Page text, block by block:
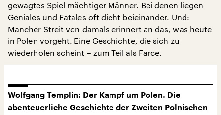
gewagtes Spiel mächtiger Männer. Bei denen liegen
Geniales und Fatales oft dicht beieinander. Und:
Mancher Streit von damals erinnert an das, was heute
in Polen vorgeht. Eine Geschichte, die sich zu
wiederholen scheint – zum Teil als Farce.
Wolfgang Templin: Der Kampf um Polen. Die
abenteuerliche Geschichte der Zweiten Polnischen